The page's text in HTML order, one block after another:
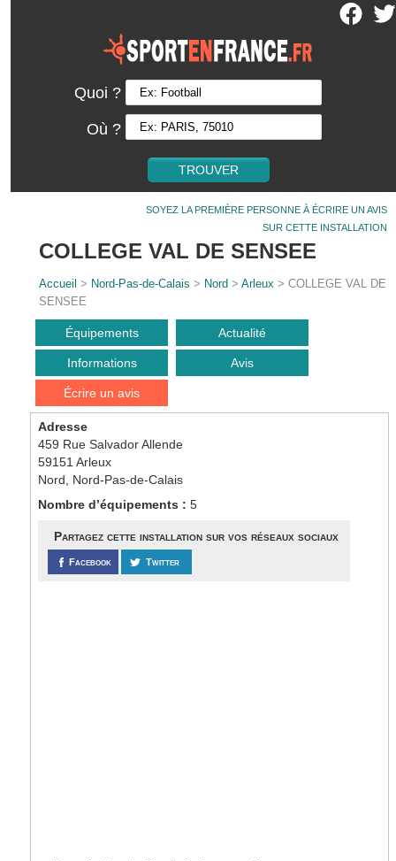
Quoi ?
Où ?
SOYEZ LA PREMIÈRE PERSONNE À ÉCRIRE UN AVIS
SUR CETTE INSTALLATION
COLLEGE VAL DE SENSEE
Accueil > Nord-Pas-de-Calais > Nord >Arleux > COLLEGE VAL DE
SENSEE
Équipements Actualité
Informations Avis
Écrire un avis
Adresse
459 Rue Salvador Allende
59151 Arleux
Nord, Nord-Pas-de-Calais
Nombre d’équipements :5
Partagez cette installation sur vos réseaux sociaux
Facebook Twitter